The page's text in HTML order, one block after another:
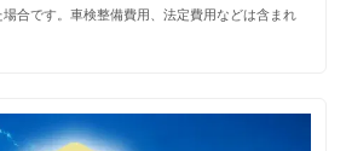
合です。車検整備費用、法定費用などは含まれ